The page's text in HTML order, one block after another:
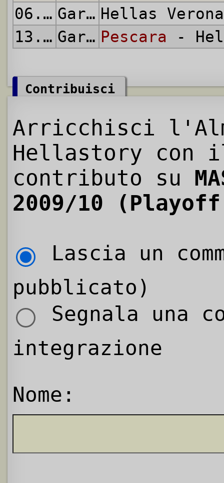
06.06.2010
Gara di Andata Hellas
13.06.2010
Gara di Ritorno Pescara -
Contribuisci
Arricchisci
Hellastory con
contributo su
2009/10 (Playoff
Lascia un
pubblicato)
Segnala una
integrazione
Nome: